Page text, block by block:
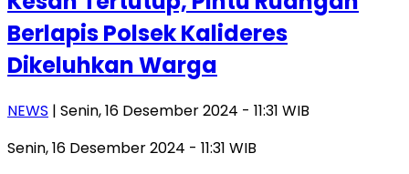
Berlapis Polsek Kalideres
Dikeluhkan Warga
NEWS | Senin, 16 Desember 2024 - 11:31 WIB
Senin, 16 Desember 2024 - 11:31 WIB